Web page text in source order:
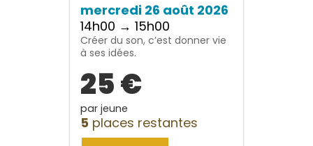
mercredi 26 août 2026
14h00 → 15h00
Créer du son, c’est donner vie
à ses idées.
25 €
par jeune
5 places restantes